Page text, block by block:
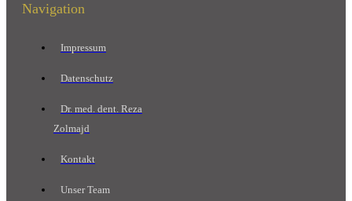
Navigation
Impressum
Datenschutz
Dr. med. dent. Reza
Zolmajd
Kontakt
Unser Team